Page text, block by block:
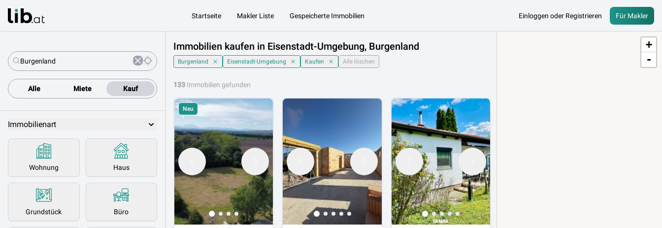
Startseite Makler Liste Gespeicherte Immobilien Einloggen oder Registrieren Für Makler
Alle Miete Kauf
Immobilienart
Wohnung Haus
Grundstück Büro
Immobilien kaufen in Eisenstadt-Umgebung, Burgenland
Burgenland Eisenstadt-Umgebung Kaufen Alle löschen
133 Immobilien gefunden
Neu
+
-